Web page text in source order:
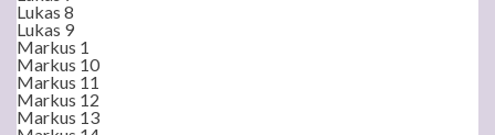
Lukas 8
Lukas 9
Markus 1
Markus 10
Markus 11
Markus 12
Markus 13